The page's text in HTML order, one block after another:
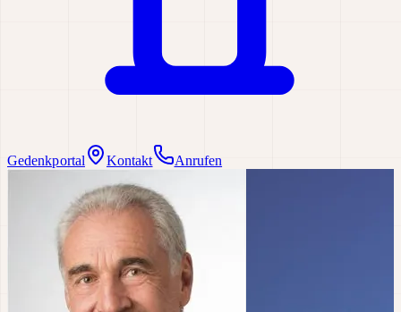
Gedenkportal Kontakt Anrufen